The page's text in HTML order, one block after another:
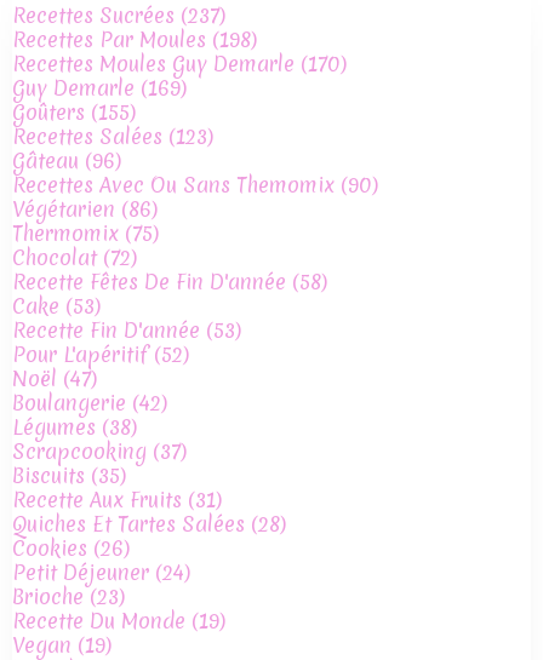
Recettes Sucrées (237)
Recettes Par Moules (198)
Recettes Moules Guy Demarle (170)
Guy Demarle (169)
Goûters (155)
Recettes Salées (123)
Gâteau (96)
Recettes Avec Ou Sans Themomix (90)
Végétarien (86)
Thermomix (75)
Chocolat(72)
Recette Fêtes De Fin D'année (58)
Cake (53)
Recette Fin D'année (53)
Pour L'apéritif(52)
Noël (47)
Boulangerie (42)
Légumes (38)
Scrapcooking (37)
Biscuits (35)
Recette Aux Fruits (31)
Quiches Et Tartes Salées (28)
Cookies (26)
Petit Déjeuner (24)
Brioche(23)
Recette Du Monde (19)
Vegan (19)